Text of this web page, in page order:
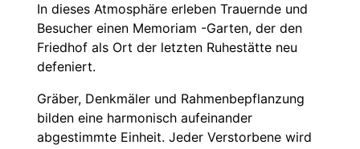
In dieses Atmosphäre erleben Trauernde und
Besucher einen Memoriam -Garten, der den
Friedhof als Ort der letzten Ruhestätte neu
defeniert.
Gräber, Denkmäler und Rahmenbepflanzung
bilden eine harmonisch aufeinander
abgestimmte Einheit. Jeder Verstorbene wird